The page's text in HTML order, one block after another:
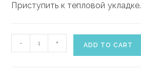
Приступить к тепловой укладке.
SILK
- + ADD TO CART